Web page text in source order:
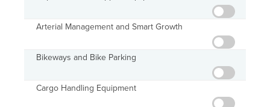
Arterial Management and Smart Growth
Bikeways and Bike Parking
Cargo Handling Equipment